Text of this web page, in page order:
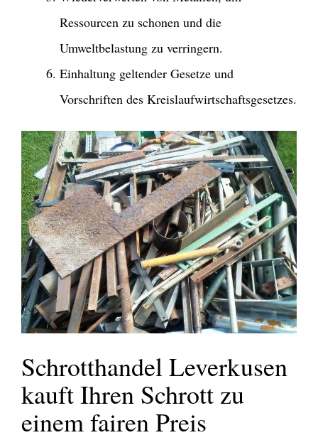
Ressourcen zu schonen und die
Umweltbelastung zu verringern.
Einhaltung geltender Gesetze und
Vorschriften des Kreislaufwirtschaftsgesetzes.
Schrotthandel Leverkusen
kauft Ihren Schrott zu
einem fairen Preis